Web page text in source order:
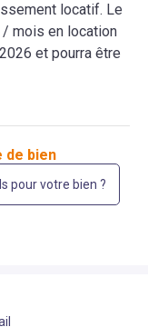
locatif. Le
/ mois en location
et pourra être
de bien
pour votre bien ?